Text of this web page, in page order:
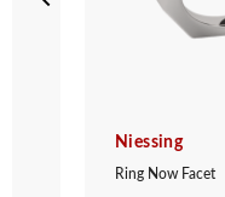
Niessing
Ring Now Facet